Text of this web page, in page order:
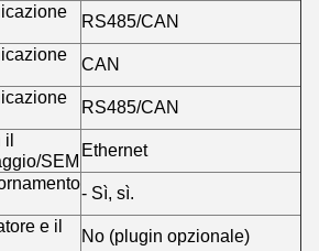
RS485/CAN
CAN
RS485/CAN
il
SEM
Ethernet
- Sì, sì.
e il
No (plugin opzionale)